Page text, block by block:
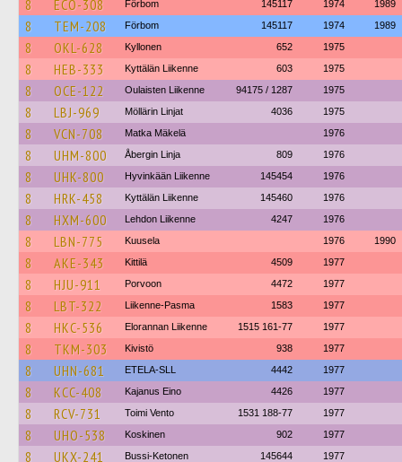
8 ECO-308 Förbom 145117 1974 1989
8 TEM-208 Förbom 145117 1974 1989
8 OKL-628 Kyllonen 652 1975
8 HEB-333 Kyttälän Liikenne 603 1975
8 OCE-122 Oulaisten Liikenne 94175 / 1287 1975
8 LBJ-969 Möllärin Linjat 4036 1975
8 VCN-708 Matka Mäkelä 1976
8 UHM-800 Åbergin Linja 809 1976
8 UHK-800 Hyvinkään Liikenne 145454 1976
8 HRK-458 Kyttälän Liikenne 145460 1976
8 HXM-600 Lehdon Liikenne 4247 1976
8 LBN-775 Kuusela 1976 1990
8 AKE-343 Kittilä 4509 1977
8 HJU-911 Porvoon 4472 1977
8 LBT-322 Liikenne-Pasma 1583 1977
8 HKC-536 Elorannan Liikenne 1515 161-77 1977
8 TKM-303 Kivistö 938 1977
8 UHN-681 ETELA-SLL 4442 1977
8 KCC-408 Kajanus Eino 4426 1977
8 RCV-731 Toimi Vento 1531 188-77 1977
8 UHO-538 Koskinen 902 1977
8 UKX-241 Bussi-Ketonen 145644 1977